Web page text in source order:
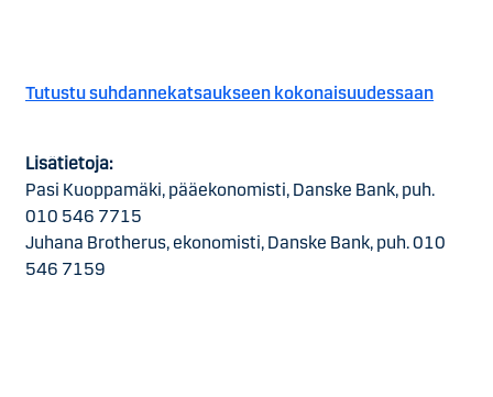
Tutustu suhdannekatsaukseen kokonaisuudessaan
Lisätietoja:
Pasi Kuoppamäki, pääekonomisti, Danske Bank, puh.
010 546 7715
Juhana Brotherus, ekonomisti, Danske Bank, puh. 010
546 7159